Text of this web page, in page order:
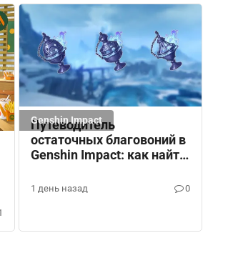
Genshin Impact
Путеводитель
остаточных благовоний в
Genshin Impact: как найти
1 день назад 0